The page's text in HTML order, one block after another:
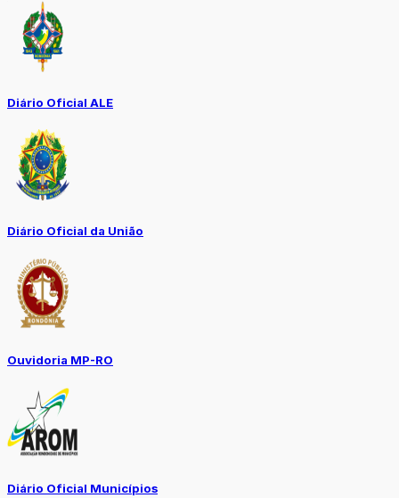
Diário Oficial ALE
Diário Oficial da União
Ouvidoria MP-RO
Diário Oficial Municípios